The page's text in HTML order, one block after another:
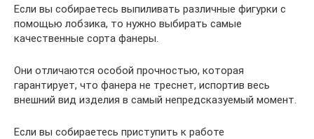
Если вы собираетесь выпиливать различные фигурки с
помощью лобзика, то нужно выбирать самые
качественные сорта фанеры.
Они отличаются особой прочностью, которая
гарантирует, что фанера не треснет, испортив весь
внешний вид изделия в самый непредсказуемый момент.
Если вы собираетесь приступить к работе